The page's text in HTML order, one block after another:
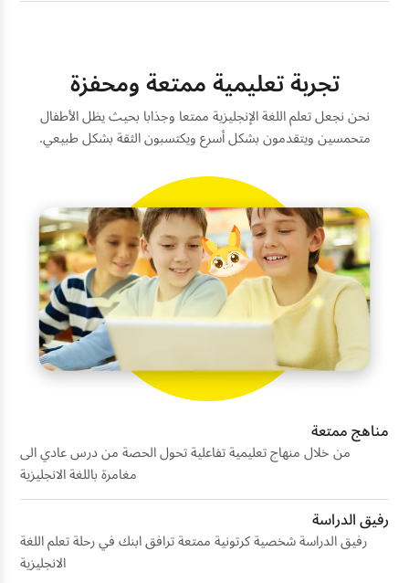
تجربة تعليمية ممتعة ومحفزة
نحن نجعل تعلم اللغة الإنجليزية ممتعا وجذابا بحيث يظل الأطفال
متحمسين ويتقدمون بشكل أسرع ويكتسبون الثقة بشكل طبيعي.
مناهج ممتعة
من خلال منهاج تعليمية تفاعلية تحول الحصة من درس عادي الى
مغامرة باللغة الانجليزية
رفيق الدراسة
رفيق الدراسة شخصية كرتونية ممتعة ترافق ابنك في رحلة تعلم اللغة
الانجليزية